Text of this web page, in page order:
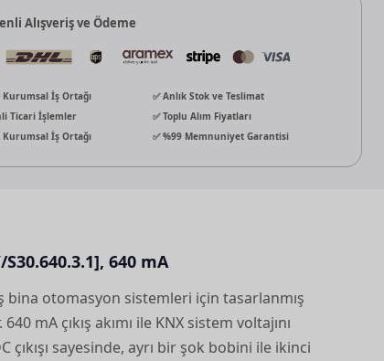
Alışveriş ve Ödeme
Kurumsal İş Ortağı
✅ Anlık Stok ve Teslimat
Ticari İşlemler
✅ Toplu Alım Fiyatları
Kurumsal İş Ortağı
✅ %99 Memnuniyet Garantisi
640 mA
bina otomasyon sistemleri için tasarlanmış
mA çıkış akımı ile KNX sistem voltajını
çıkışı sayesinde, ayrı bir şok bobini ile ikinci